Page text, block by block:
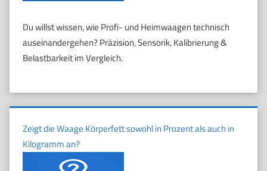
Du willst wissen, wie Profi- und Heimwaagen technisch
auseinandergehen? Präzision, Sensorik, Kalibrierung &
Belastbarkeit im Vergleich.
Zeigt die Waage Körperfett sowohl in Prozent als auch in
Kilogramm an?